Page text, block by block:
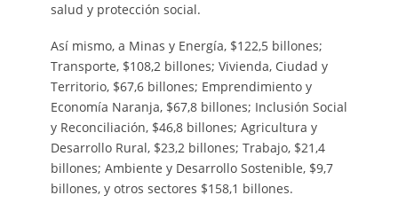
salud y protección social.
Así mismo, a Minas y Energía, $122,5 billones;
Transporte, $108,2 billones; Vivienda, Ciudad y
Territorio, $67,6 billones; Emprendimiento y
Economía Naranja, $67,8 billones; Inclusión Social
y Reconciliación, $46,8 billones; Agricultura y
Desarrollo Rural, $23,2 billones; Trabajo, $21,4
billones; Ambiente y Desarrollo Sostenible, $9,7
billones, y otros sectores $158,1 billones.